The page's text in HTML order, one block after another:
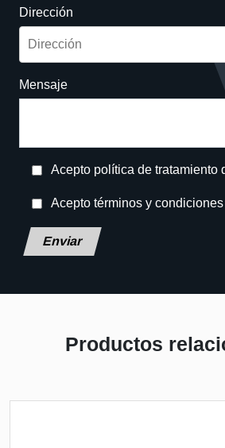
Dirección
Mensaje
Acepto política de tratamiento
Acepto términos y condiciones
Deja este campo en blanco, por favor.
Productos